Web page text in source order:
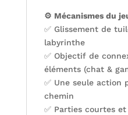
⚙️ Mécanismes du
✅ Glissement de
labyrinthe
✅ Objectif de
éléments (chat &
✅ Une seule action
chemin
✅ Parties courtes